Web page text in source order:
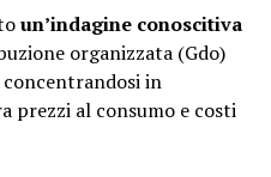
un’indagine conoscitiva
organizzata (Gdo)
in
prezzi al consumo e costi